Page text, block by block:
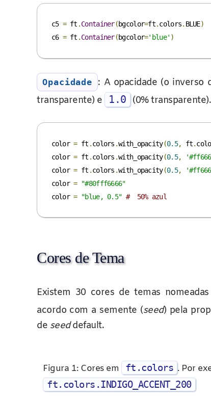
c5 = ft .Container(bgcolor=ft.colors. BLUE)
c6 = ft .Container(bgcolor='blue' )
Opacidade : A opacidade (o inverso
transparente) e
1.0 (0% transparente).
color = ft .colors .with_opacity(0.5, ft.
color = ft .colors .with_opacity(0.5,
color = ft .colors .with_opacity(0.5,
color = "#80fff6666"
color = "blue, 0.5" #  50% azul
Cores de Tema
Existem 30 cores de temas
acordo com a semente (seed) pela
de seeddefault.
Figura 1: Cores em ft.colors . Por
ft.colors.INDIGO_ACCENT_200